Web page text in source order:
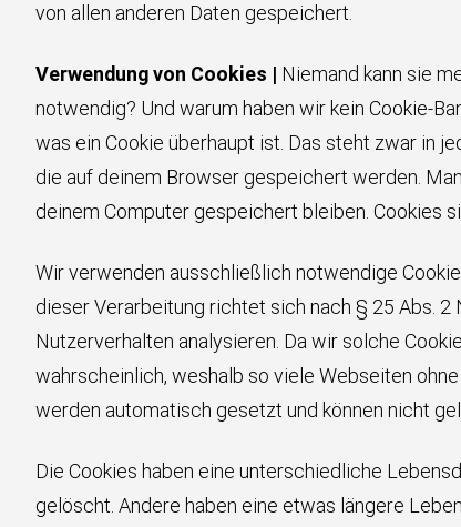
von allen anderen Daten gespeichert.
Verwendung von Cookies | Niemand kann sie
notwendig? Und warum haben wir kein Cookie-
was ein Cookie überhaupt ist. Das steht zwar in
die auf deinem Browser gespeichert werden.
deinem Computer gespeichert bleiben. Cookies
Wir verwenden ausschließlich notwendige
dieser Verarbeitung richtet sich nach § 25 Abs. 2
Nutzerverhalten analysieren. Da wir solche
wahrscheinlich, weshalb so viele Webseiten
werden automatisch gesetzt und können nicht
Die Cookies haben eine unterschiedliche
gelöscht. Andere haben eine etwas längere